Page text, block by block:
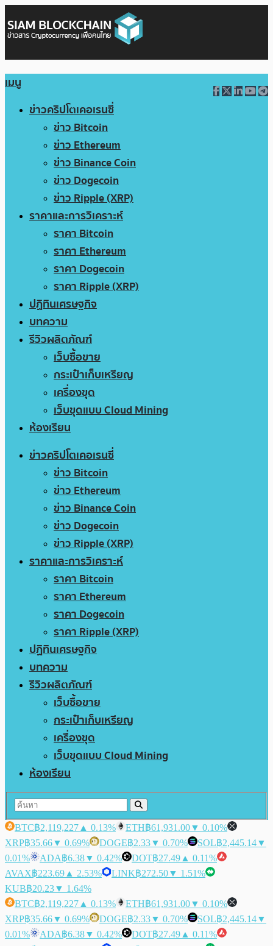
เมนู
ข่าวคริปโตเคอเรนซี่
ข่าว Bitcoin
ข่าว Ethereum
ข่าว Binance Coin
ข่าว Dogecoin
ข่าว Ripple (XRP)
ราคาและการวิเคราะห์
ราคา Bitcoin
ราคา Ethereum
ราคา Dogecoin
ราคา Ripple (XRP)
ปฏิทินเศรษฐกิจ
บทความ
รีวิวผลิตภัณฑ์
เว็บซื้อขาย
กระเป๋าเก็บเหรียญ
เครื่องขุด
เว็บขุดแบบ Cloud Mining
ห้องเรียน
ข่าวคริปโตเคอเรนซี่
ข่าว Bitcoin
ข่าว Ethereum
ข่าว Binance Coin
ข่าว Dogecoin
ข่าว Ripple (XRP)
ราคาและการวิเคราะห์
ราคา Bitcoin
ราคา Ethereum
ราคา Dogecoin
ราคา Ripple (XRP)
ปฏิทินเศรษฐกิจ
บทความ
รีวิวผลิตภัณฑ์
เว็บซื้อขาย
กระเป๋าเก็บเหรียญ
เครื่องขุด
เว็บขุดแบบ Cloud Mining
ห้องเรียน
BTC฿2,119,227 ▲ 0.13% ETH฿61,931.00▼ 0.10%
XRP฿35.66▼ 0.69% DOGE฿2.33▼ 0.70% SOL฿2,445.14▼
0.01%
ADA฿6.38▼ 0.42% DOT฿27.49 ▲ 0.11%
AVAX฿223.69 ▲ 2.53% LINK฿272.50▼ 1.51%
KUB฿20.23▼ 1.64%
BTC฿2,119,227 ▲ 0.13% ETH฿61,931.00▼ 0.10%
XRP฿35.66▼ 0.69% DOGE฿2.33▼ 0.70% SOL฿2,445.14▼
0.01%
ADA฿6.38▼ 0.42% DOT฿27.49 ▲ 0.11%